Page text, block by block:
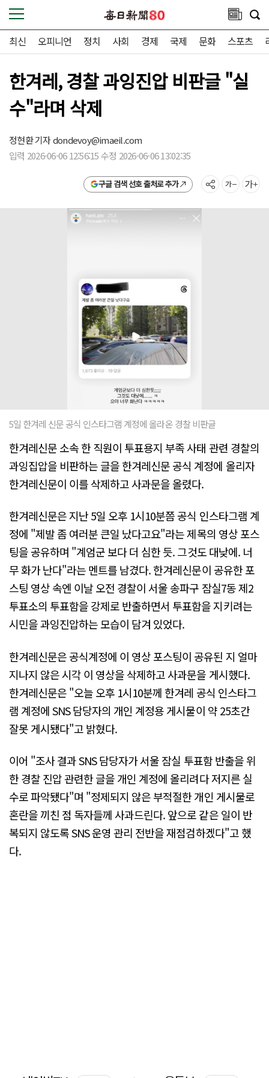
최신 오피니언 정치 사회 경제 국제 문화 스포츠
한겨레, 경찰 과잉진압 비판글 "실
수"라며 삭제
정현환 기자dondevoy@imaeil.com
입력 2026-06-06 12:56:15 수정 2026-06-06 13:02:35
구글 검색 선호 출처로 추가
5일 한겨레 신문 공식 인스타그램 계정에 올라온 경찰 비판글
한겨레신문 소속 한 직원이 투표용지 부족 사태 관련 경찰의
과잉집압을 비판하는 글을 한겨레신문 공식 계정에 올리자
한겨레신문이 이를 삭제하고 사과문을 올렸다.
한겨레신문은 지난 5일 오후 1시10분쯤 공식 인스타그램 계
정에 "제발 좀 여러분 큰일 났다고요"라는 제목의 영상 포스
팅을 공유하며 "계엄군 보다 더 심한 듯. 그것도 대낮에. 너
무 화가 난다"라는 멘트를 남겼다. 한겨레신문이 공유한 포
스팅 영상 속엔 이날 오전 경찰이 서울 송파구 잠실7동 제2
투표소의 투표함을 강제로 반출하면서 투표함을 지키려는
시민을 과잉진압하는 모습이 담겨 있었다.
한겨레신문은 공식계정에 이 영상 포스팅이 공유된 지 얼마
지나지 않은 시각 이 영상을 삭제하고 사과문을 게시했다.
한겨레신문은 "오늘 오후 1시10분께 한겨레 공식 인스타그
램 계정에 SNS 담당자의 개인 계정용 게시물이 약 25초간
잘못 게시됐다"고 밝혔다.
이어 "조사 결과 SNS 담당자가 서울 잠실 투표함 반출을 위
한 경찰 진압 관련한 글을 개인 계정에 올리려다 저지른 실
수로 파악됐다"며 "정제되지 않은 부적절한 개인 게시물로
혼란을 끼친 점 독자들께 사과드린다. 앞으로 같은 일이 반
복되지 않도록 SNS 운영 관리 전반을 재점검하겠다"고 했
다.